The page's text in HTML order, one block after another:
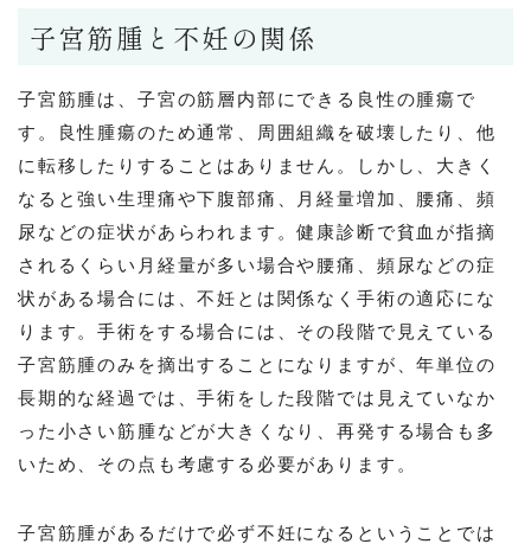
子宮筋腫と不妊の関係
子宮筋腫は、子宮の筋層内部にできる良性の腫瘍で
す。良性腫瘍のため通常、周囲組織を破壊したり、他
に転移したりすることはありません。しかし、大きく
なると強い生理痛や下腹部痛、月経量増加、腰痛、頻
尿などの症状があらわれます。健康診断で貧血が指摘
されるくらい月経量が多い場合や腰痛、頻尿などの症
状がある場合には、不妊とは関係なく手術の適応にな
ります。手術をする場合には、その段階で見えている
子宮筋腫のみを摘出することになりますが、年単位の
長期的な経過では、手術をした段階では見えていなか
った小さい筋腫などが大きくなり、再発する場合も多
いため、その点も考慮する必要があります。
子宮筋腫があるだけで必ず不妊になるということでは